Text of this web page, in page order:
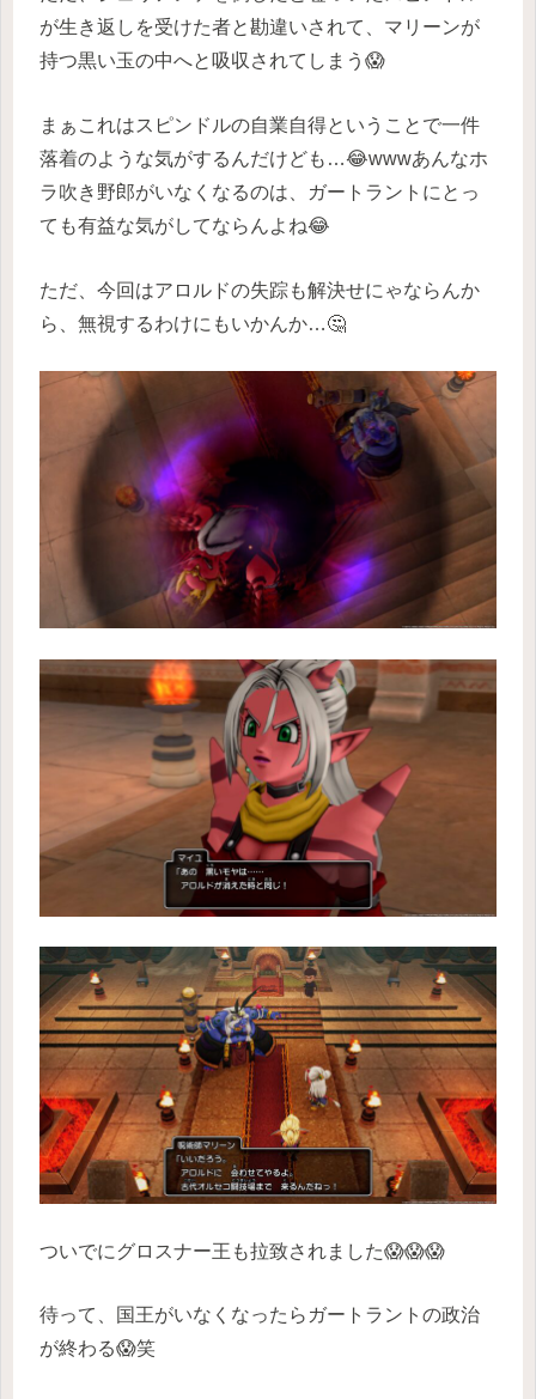
が生き返しを受けた者と勘違いされて、マリーンが
持つ黒い玉の中へと吸収されてしまう😱
まぁこれはスピンドルの自業自得ということで一件
落着のような気がするんだけども…😂wwwあんなホ
ラ吹き野郎がいなくなるのは、ガートラントにとっ
ても有益な気がしてならんよね😂
ただ、今回はアロルドの失踪も解決せにゃならんか
ら、無視するわけにもいかんか…🤔
ついでにグロスナー王も拉致されました😱😱😱
待って、国王がいなくなったらガートラントの政治
が終わる😱笑